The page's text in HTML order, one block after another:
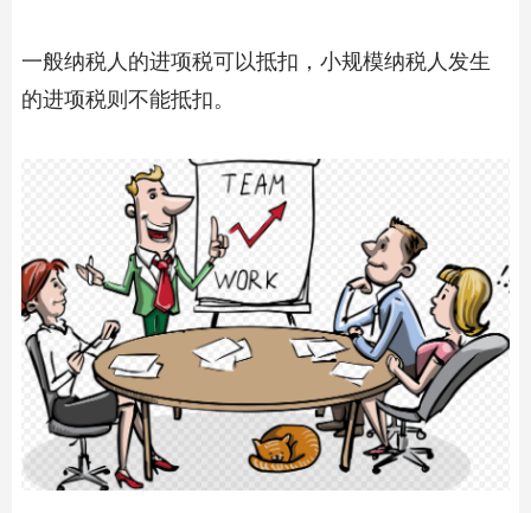
一般纳税人的进项税可以抵扣，小规模纳税人发生
的进项税则不能抵扣。